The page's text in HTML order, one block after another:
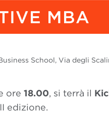
MBA
School, Via degli
ore 18.00, si terrà il
edizione.